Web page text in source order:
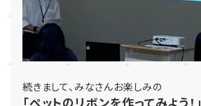
続きまして、みなさんお楽しみの
「ペットのリボンを作ってみよう！」